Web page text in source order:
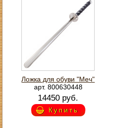
Ложка для обуви "Меч"
арт. 800630448
14450 руб.
Купить